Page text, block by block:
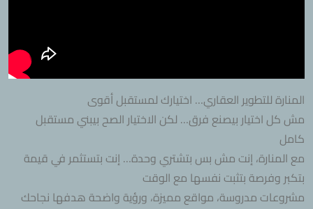
المنارة للتطوير العقاري… اختيارك لمستقبل أقوى
مش كل اختيار بيصنع فرق… لكن الاختيار الصح بيبني مستقبل
كامل
مع المنارة، إنت مش بس بتشتري وحدة… إنت بتستثمر في قيمة
بتكبر وفرصة بتثبت نفسها مع الوقت
مشروعات مدروسة، مواقع مميزة، ورؤية واضحة هدفها نجاحك